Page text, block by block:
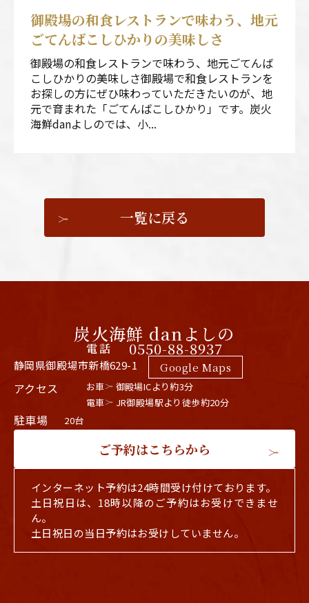
御殿場の和食レストランで味わう、地元
ごてんばこしひかりの美味しさ
御殿場の和食レストランで味わう、地元ごてんば
こしひかりの美味しさ御殿場で和食レストランを
お探しの方にぜひ味わっていただきたいのが、地
元で育まれた「ごてんばこしひかり」です。炭火
海鮮danよしのでは、小...
一覧に戻る
炭火海鮮 danよしの
電話 0550-88-8937
静岡県御殿場市新橋629-1 Google Maps
アクセス お車
御殿場ICより約3分
電車
JR御殿場駅より徒歩約20分
駐車場 20台
ご予約はこちらから
インターネット予約は24時間受け付けております。
土日祝日は、18時以降のご予約はお受けできませ
ん。
土日祝日の当日予約はお受けしていません。